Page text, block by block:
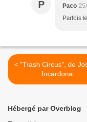
P Paco
Parfois
< "Trash Circus", de Joseph
Incardona
Hébergé par Overblog